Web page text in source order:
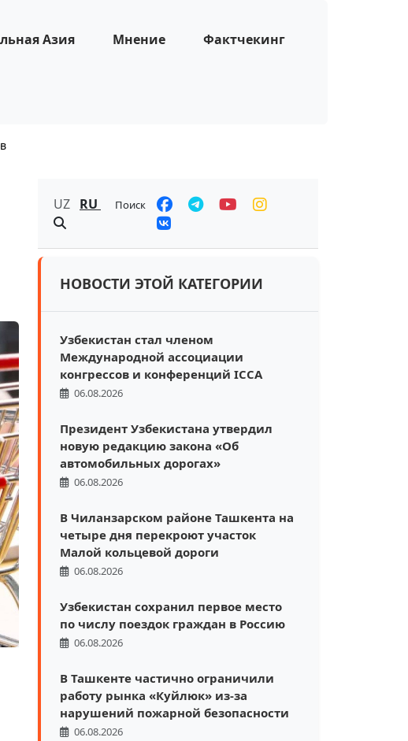
Азия Мнение Фактчекинг
UZ RU Поиск
НОВОСТИ ЭТОЙ КАТЕГОРИИ
Узбекистан стал членом
Международной ассоциации
конгрессов и конференций ICCA
06.08.2026
Президент Узбекистана утвердил
новую редакцию закона «Об
автомобильных дорогах»
06.08.2026
В Чиланзарском районе Ташкента на
четыре дня перекроют участок
Малой кольцевой дороги
06.08.2026
Узбекистан сохранил первое место
по числу поездок граждан в Россию
06.08.2026
В Ташкенте частично ограничили
работу рынка «Куйлюк» из-за
нарушений пожарной безопасности
06.08.2026